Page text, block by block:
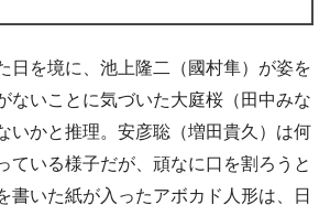
日を境に、池上隆二（國村隼）が姿を
ないことに気づいた大庭桜（田中みな
いかと推理。安彦聡（増田貴久）は何
ている様子だが、頑なに口を割ろうと
書いた紙が入ったアボカド人形は、日